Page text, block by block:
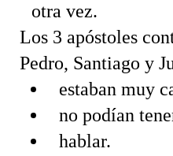
otra vez.
Los 3 apóstoles
Pedro, Santiago y
estaban muy
no podían
hablar.